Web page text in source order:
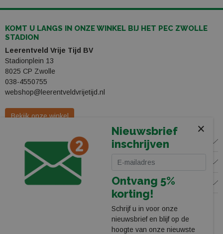
KOMT U LANGS IN ONZE WINKEL BIJ HET PEC ZWOLLE
STADION
Leerentveld Vrije Tijd BV
Stadionplein 13
8025 CP Zwolle
038-4550755
webshop@leerentveldvrijetijd.nl
Bekijk onze winkel
WINKEL
KLANTENSERVICE
VOLG ONS
×
Nieuwsbrief
inschrijven
Ontvang 5%
korting!
Schrijf u in voor onze
nieuwsbrief en blijf op de
hoogte van onze nieuwste